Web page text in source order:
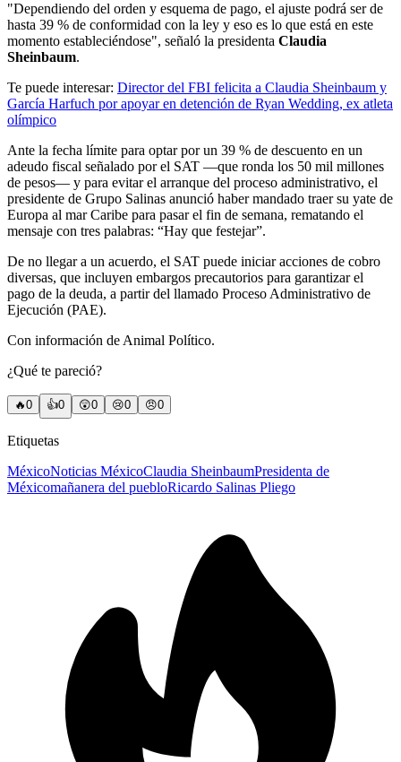
"Dependiendo del orden y esquema de pago, el ajuste podrá ser de
hasta 39 % de conformidad con la ley y eso es lo que está en este
momento estableciéndose", señaló la presidenta Claudia
Sheinbaum.
Te puede interesar: Director del FBI felicita a Claudia Sheinbaum y
García Harfuch por apoyar en detención de Ryan Wedding, ex atleta
olímpico
Ante la fecha límite para optar por un 39 % de descuento en un
adeudo fiscal señalado por el SAT —que ronda los 50 mil millones
de pesos— y para evitar el arranque del proceso administrativo, el
presidente de Grupo Salinas anunció haber mandado traer su yate de
Europa al mar Caribe para pasar el fin de semana, rematando el
mensaje con tres palabras: “Hay que festejar”.
De no llegar a un acuerdo, el SAT puede iniciar acciones de cobro
diversas, que incluyen embargos precautorios para garantizar el
pago de la deuda, a partir del llamado Proceso Administrativo de
Ejecución (PAE).
Con información de Animal Político.
¿Qué te pareció?
🔥0 👍0 😲0 😢0 😠0
Etiquetas
MéxicoNoticias MéxicoClaudia SheinbaumPresidenta de
Méxicomañanera del puebloRicardo Salinas Pliego